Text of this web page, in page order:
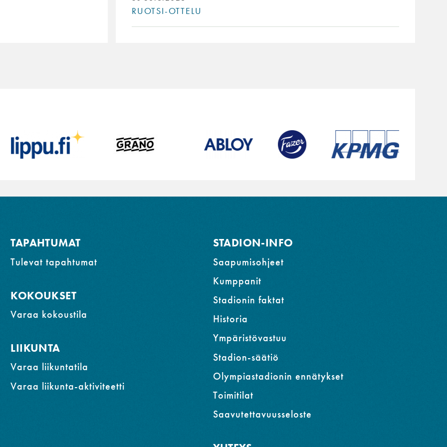
RUOTSI-OTTELU
TAPAHTUMAT
Tulevat tapahtumat
KOKOUKSET
Varaa kokoustila
LIIKUNTA
Varaa liikuntatila
Varaa liikunta-aktiviteetti
STADION-INFO
Saapumisohjeet
Kumppanit
Stadionin faktat
Historia
Ympäristövastuu
Stadion-säätiö
Olympiastadionin ennätykset
Toimitilat
Saavutettavuusseloste